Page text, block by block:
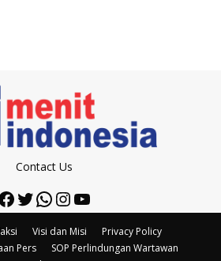
Contact Us
Twitter
WhatsApp
Instagram
YouTube
Visi dan Misi
Privacy Policy
Pers
SOP Perlindungan Wartawan